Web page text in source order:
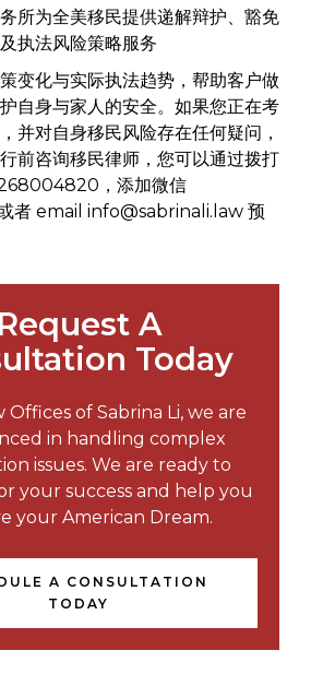
所为全美移民提供递解辩护、豁免
执法风险策略服务
变化与实际执法趋势，帮助客户做
自身与家人的安全。如果您正在考
并对自身移民风险存在任何疑问，
前咨询移民律师，您可以通过拨打
，添加微信
者 email info@sabrinali.law 预
Request A
Today
Offices of Sabrina Li, we are
in handling complex
issues. We are ready to
your success and help you
your American Dream.
A CONSULTATION
TODAY